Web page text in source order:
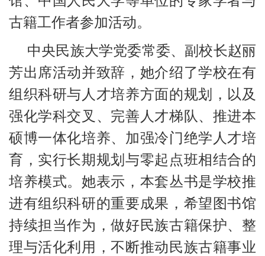
古籍工作者参加活动。
中央民族大学党委常委、副校长赵丽
芳出席活动并致辞，她介绍了学校在有
组织科研与人才培养方面的规划，以及
强化学科交叉、完善人才梯队、推进本
硕博一体化培养、加强冷门绝学人才培
育，实行长期规划与零起点班相结合的
培养模式。她表示，本套丛书是学校推
进有组织科研的重要成果，希望图书馆
持续担当作为，做好民族古籍保护、整
理与活化利用，不断推动民族古籍事业